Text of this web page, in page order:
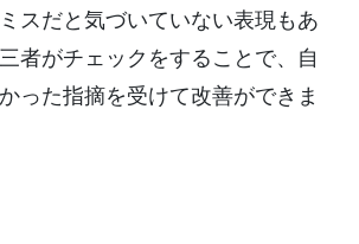
スだと気づいていない表現もあ
者がチェックをすることで、自
った指摘を受けて改善ができま